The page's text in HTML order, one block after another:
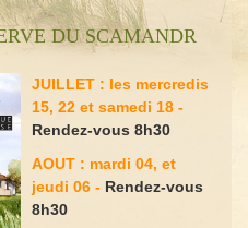
DU SCAMANDR
JUILLET : les mercredis
15, 22 et samedi 18 -
Rendez-vous 8h30
AOUT : mardi 04, et
jeudi 06 - Rendez-vous
8h30